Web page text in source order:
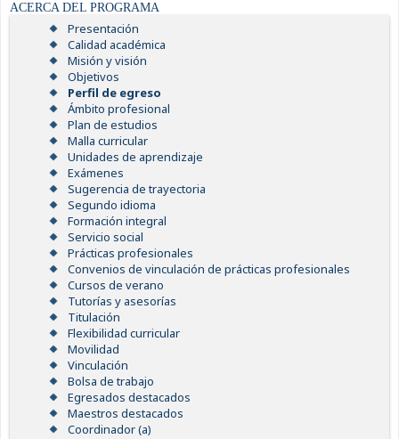
ACERCA DEL PROGRAMA
Presentación
Calidad académica
Misión y visión
Objetivos
Perfil de egreso
Ámbito profesional
Plan de estudios
Malla curricular
Unidades de aprendizaje
Exámenes
Sugerencia de trayectoria
Segundo idioma
Formación integral
Servicio social
Prácticas profesionales
Convenios de vinculación de prácticas profesionales
Cursos de verano
Tutorías y asesorías
Titulación
Flexibilidad curricular
Movilidad
Vinculación
Bolsa de trabajo
Egresados destacados
Maestros destacados
Coordinador (a)